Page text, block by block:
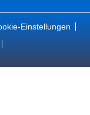
Einstellungen